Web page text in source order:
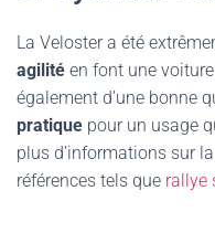
La Veloster a été
agilité en font une
également d’une bonne
pratique pour un usage
plus d’informations sur
références tels que rallye